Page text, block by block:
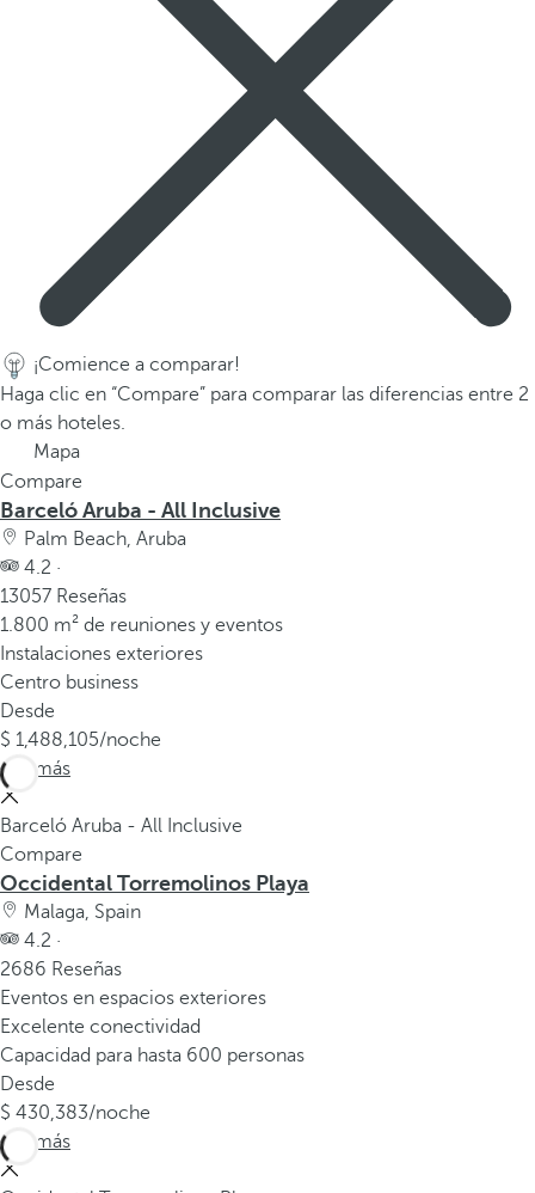
¡Comience a comparar!
Haga clic en “Compare” para comparar las diferencias entre 2
o más hoteles.
Mapa
Compare
Barceló Aruba - All Inclusive
Palm Beach, Aruba
4.2 ·
13057 Reseñas
1.800 m² de reuniones y eventos
Instalaciones exteriores
Centro business
Desde
1,488,105/noche
Ver más
Barceló Aruba - All Inclusive
Compare
Occidental Torremolinos Playa
Malaga, Spain
4.2 ·
2686 Reseñas
Eventos en espacios exteriores
Excelente conectividad
Capacidad para hasta 600 personas
Desde
430,383/noche
Ver más